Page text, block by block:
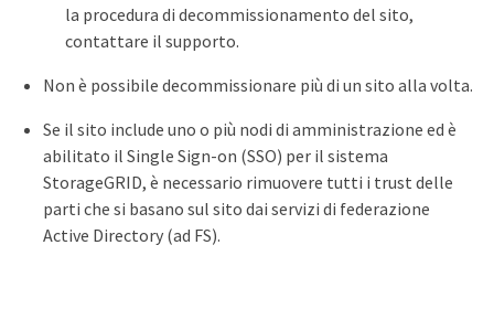
la procedura di decommissionamento del sito,
contattare il supporto.
Non è possibile decommissionare più di un sito alla volta.
Se il sito include uno o più nodi di amministrazione ed è
abilitato il Single Sign-on (SSO) per il sistema
StorageGRID, è necessario rimuovere tutti i trust delle
parti che si basano sul sito dai servizi di federazione
Active Directory (ad FS).